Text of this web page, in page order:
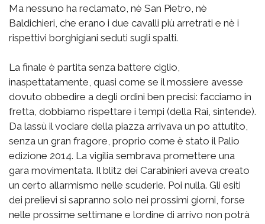
Ma nessuno ha reclamato, nè San Pietro, nè
Baldichieri, che erano i due cavalli più arretrati e nè i
rispettivi borghigiani seduti sugli spalti.
La finale è partita senza battere ciglio,
inaspettatamente, quasi come se il mossiere avesse
dovuto obbedire a degli ordini ben precisi: facciamo in
fretta, dobbiamo rispettare i tempi (della Rai, sintende).
Da lassù il vociare della piazza arrivava un po attutito,
senza un gran fragore, proprio come è stato il Palio
edizione 2014. La vigilia sembrava promettere una
gara movimentata. Il blitz dei Carabinieri aveva creato
un certo allarmismo nelle scuderie. Poi nulla. Gli esiti
dei prelievi si sapranno solo nei prossimi giorni, forse
nelle prossime settimane e lordine di arrivo non potrà